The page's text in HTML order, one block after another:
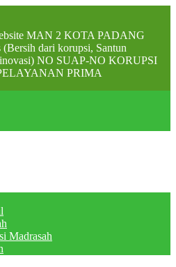
MAN 2 KOTA PADANG
dari korupsi, Santun
NO SUAP-NO KORUPSI
PRIMA
Madrasah